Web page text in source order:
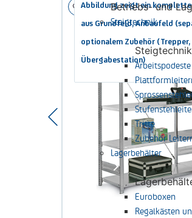
Betriebs- und
Steigtechnik
Steigtechnik
Arbeitspodeste
Tritte
Zubehör
Lagerbehälter
Euroboxen
Regalkästen
Abbildung zeigt ein
aus Grundfeld, Anbaufeld
optionalem Zubehör (Trepper,
Übergabestation)